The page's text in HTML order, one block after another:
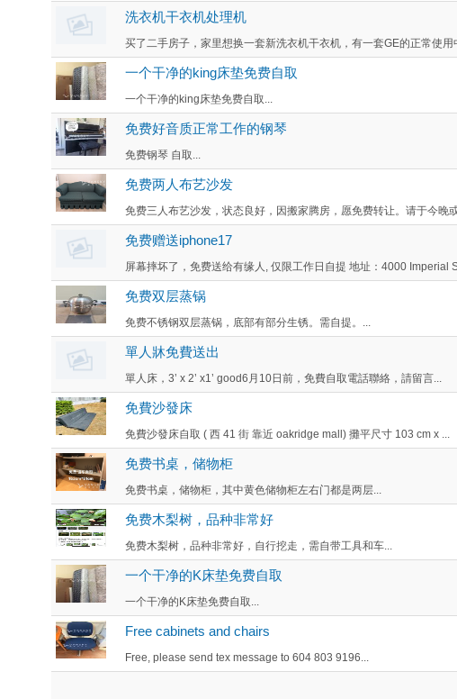
洗衣机干衣机处理机
买了二手房子，家里想换一套新洗衣机干衣机，有一套GE的正常使用
一个干净的king床垫免费自取
一个干净的king床垫免费自取...
免费好音质正常工作的钢琴
免费钢琴 自取...
免费两人布艺沙发
免费三人布艺沙发，状态良好，因搬家腾房，愿免费转让。请于今晚
免费赠送iphone17
屏幕摔坏了，免费送给有缘人, 仅限工作日自提 地址：4000 Imperial
免费双层蒸锅
免费不锈钢双层蒸锅，底部有部分生锈。需自提。...
單人牀免費送出
單人床，3’ x 2’ x1’ good6月10日前，免費自取電話聯絡，請留言...
免費沙發床
免費沙發床自取 ( 西 41 街 靠近 oakridge mall) 攤平尺寸 103 cm x ...
免费书桌，储物柜
免费书桌，储物柜，其中黄色储物柜左右门都是两层...
免费木梨树，品种非常好
免费木梨树，品种非常好，自行挖走，需自带工具和车...
一个干净的K床垫免费自取
一个干净的K床垫免费自取...
Free cabinets and chairs
Free, please send tex message to 604 803 9196...